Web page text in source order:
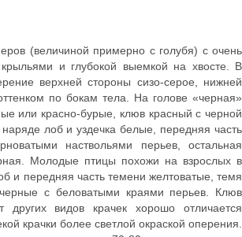
(величиной примерно с голубя) с очень
и глубокой выемкой на хвосте. В
верхней стороны сизо-серое, нижней
по бокам тела. На голове «черная»
или красно-бурые, клюв красный с черной
лоб и уздечка белые, передняя часть
наствольями перьев, остальная
Молодые птицы похожи на взрослых в
и передняя часть темени желтоватые, темя
черные с беловатыми краями перьев. Клюв
других видов крачек хорошо отличается
крачки более светлой окраской оперения.